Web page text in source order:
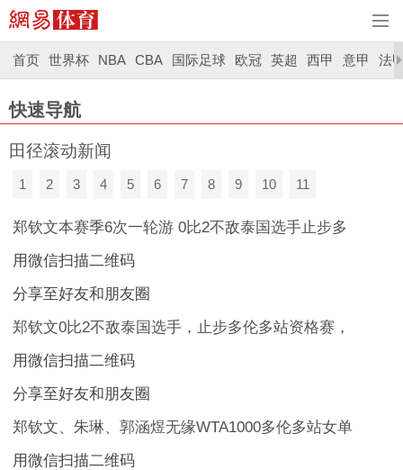
首页 世界杯 NBA CBA 国际足球 欧冠 英超 西甲 意甲 法
快速导航
田径滚动新闻
1 2 3 4 5 6 7 8 9 10 11
郑钦文本赛季6次一轮游 0比2不敌泰国选手止步多
用微信扫描二维码
分享至好友和朋友圈
郑钦文0比2不敌泰国选手，止步多伦多站资格赛，
用微信扫描二维码
分享至好友和朋友圈
郑钦文、朱琳、郭涵煜无缘WTA1000多伦多站女单
用微信扫描二维码